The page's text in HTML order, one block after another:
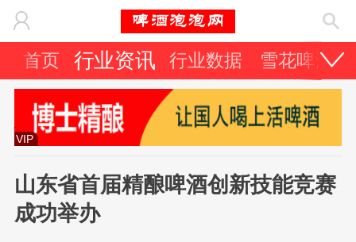
首页 行业资讯 行业数据 雪花啤酒
VIP
山东省首届精酿啤酒创新技能竞赛
成功举办